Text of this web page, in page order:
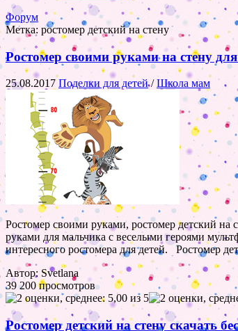
Форум
Метка: ростомер детский на стену
Ростомер своими руками на стену
25.08.2017 Поделки для детей/Школа мам
Ростомер своими руками, ростомер детский на
руками для мальчика с веселыми героями
интересного ростомера для детей. Ростомер
Автор: Svetlana
39 200 просмотров
Ростомер детский на стену скачать